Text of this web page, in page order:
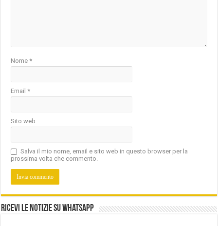
Nome*
Email*
Sito web
Salva il mio nome, email e sito web in questo browser per la
prossima volta che commento.
Ricevi le notizie su Whatsapp